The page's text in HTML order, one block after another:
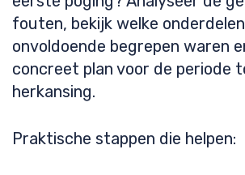
fouten, bekijk welke
onvoldoende begrepen waren
concreet plan voor de periode
herkansing.
Praktische stappen die helpen: